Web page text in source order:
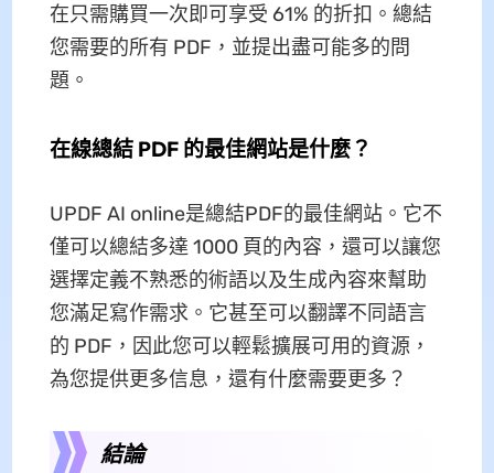
在只需購買一次即可享受 61% 的折扣。總結
您需要的所有 PDF，並提出盡可能多的問
題。
在線總結 PDF 的最佳網站是什麼？
UPDF AI online是總結PDF的最佳網站。它不
僅可以總結多達 1000 頁的內容，還可以讓您
選擇定義不熟悉的術語以及生成內容來幫助
您滿足寫作需求。它甚至可以翻譯不同語言
的 PDF，因此您可以輕鬆擴展可用的資源，
為您提供更多信息，還有什麼需要更多？
結論